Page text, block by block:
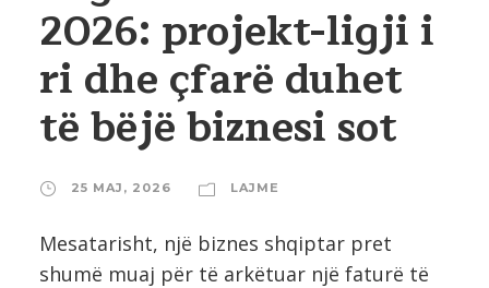
2026: projekt-ligji i
ri dhe çfarë duhet
të bëjë biznesi sot
25 MAJ, 2026 LAJME
Mesatarisht, një biznes shqiptar pret
shumë muaj për të arkëtuar një faturë të